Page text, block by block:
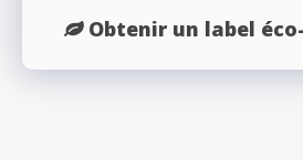
Obtenir un label